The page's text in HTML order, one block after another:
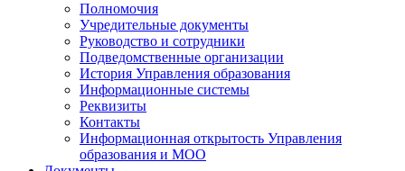
Полномочия
Учредительные документы
Руководство и сотрудники
Подведомственные организации
История Управления образования
Информационные системы
Реквизиты
Контакты
Информационная открытость Управления
образования и МОО